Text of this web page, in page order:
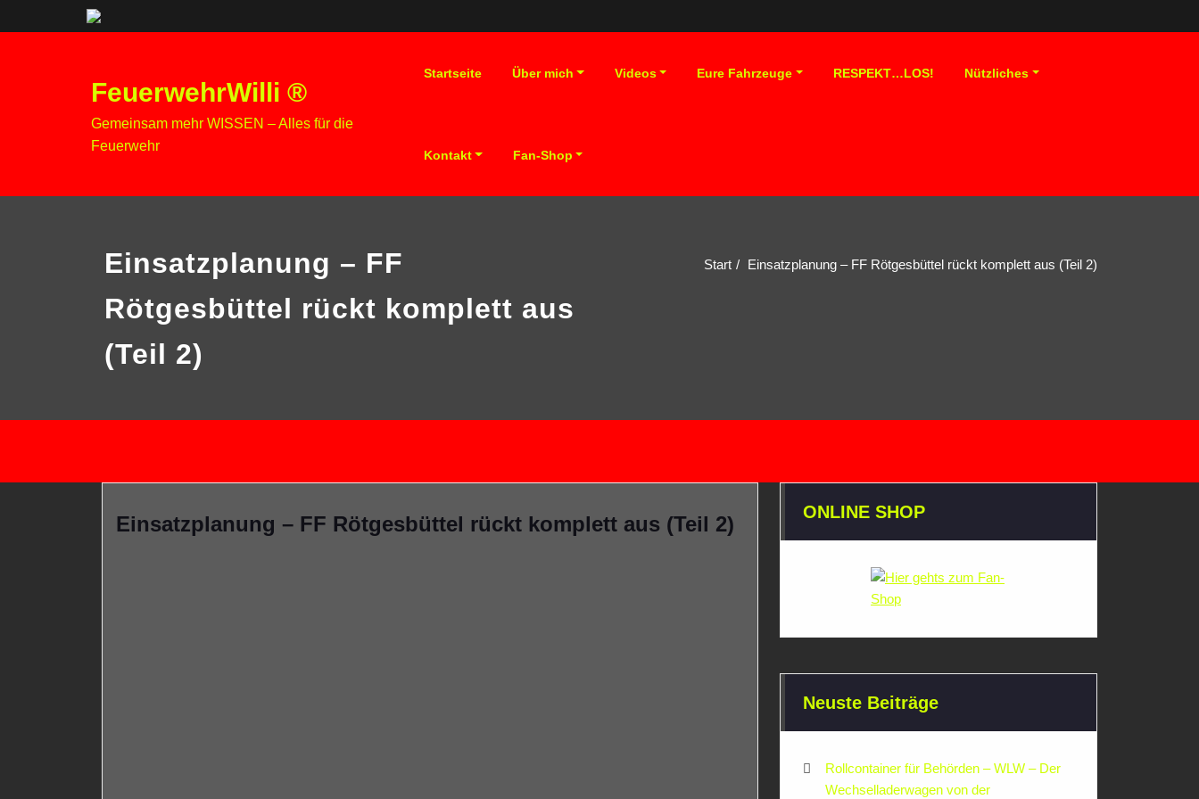
FeuerwehrWilli ®
Gemeinsam mehr WISSEN – Alles für die
Feuerwehr
Startseite Über mich Videos Eure Fahrzeuge RESPEKT…LOS! Nützliches
Kontakt Fan-Shop
Einsatzplanung – FF
Rötgesbüttel rückt komplett aus
(Teil 2)
Start Einsatzplanung – FF Rötgesbüttel rückt komplett aus (Teil 2)
Einsatzplanung – FF Rötgesbüttel rückt komplett aus (Teil 2) ONLINE SHOP
Neuste Beiträge
Rollcontainer für Behörden – WLW – Der
Wechselladerwagen von der